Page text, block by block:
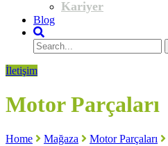
Kariyer
Blog
İletişim
Motor Parçaları
Home Mağaza Motor Parçaları